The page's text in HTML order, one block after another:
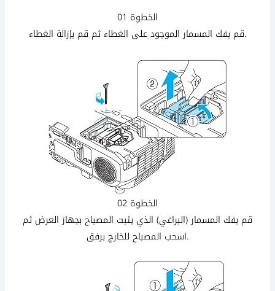
الخطوة 01
قم بفك المسمار الموجود على الغطاء ثم قم بإزالة الغطاء.
الخطوة 02
قم بفك المسمار (البراغي) الذي يثبت المصباح بجهاز العرض ثم
اسحب المصباح للخارج برفق.